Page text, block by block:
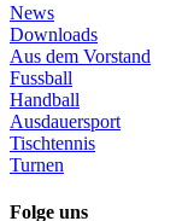
News
Downloads
Aus dem Vorstand
Fussball
Handball
Ausdauersport
Tischtennis
Turnen
Folge uns